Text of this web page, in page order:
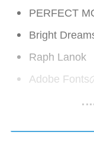
PERFECT
Bright
Raph Lanok
Adobe Fonts